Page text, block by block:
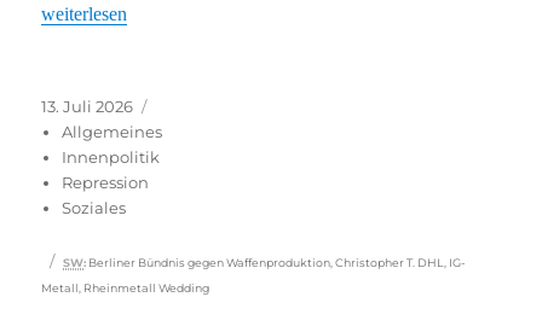
„Arbeiter:innen gegen Rüstungsproduktion“
weiterlesen
Veröffentlicht
am
13. Juli 2026
Allgemeines
Innenpolitik
Repression
Soziales
Schlagwörter
SW: Berliner Bündnis gegen Waffenproduktion ,Christopher T. DHL
IG-
Metall Rheinmetall Wedding